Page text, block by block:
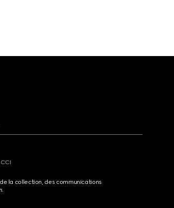
la collection, des communications